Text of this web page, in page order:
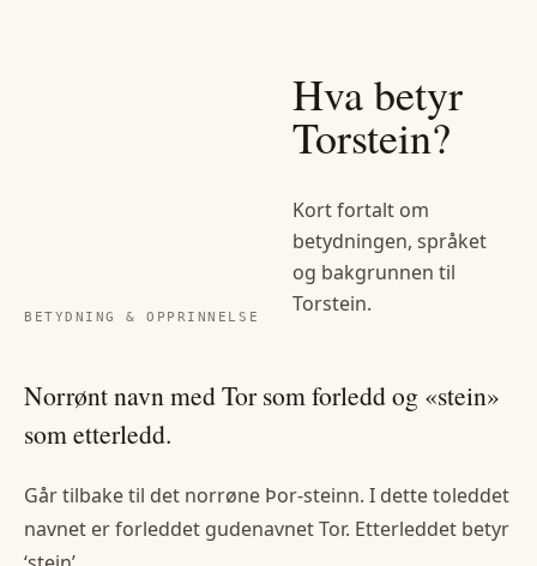
BETYDNING & OPPRINNELSE
Hva betyr
Torstein?
Kort fortalt om
betydningen, språket
og bakgrunnen til
Torstein.
Norrønt navn med Tor som forledd og «stein»
som etterledd.
Går tilbake til det norrøne Þor-steinn. I dette toleddet
navnet er forleddet gudenavnet Tor. Etterleddet betyr